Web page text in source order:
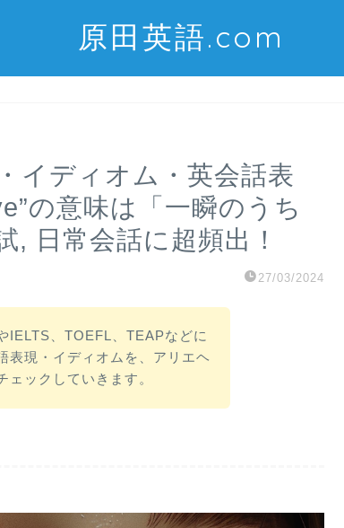
原田英語.com
イディオム・英会話表
の意味は「一瞬のうち
, 日常会話に超頻出！
27/03/2024
IELTS、TOEFL、TEAPなどに
表現・イディオムを、アリエヘ
ェックしていきます。